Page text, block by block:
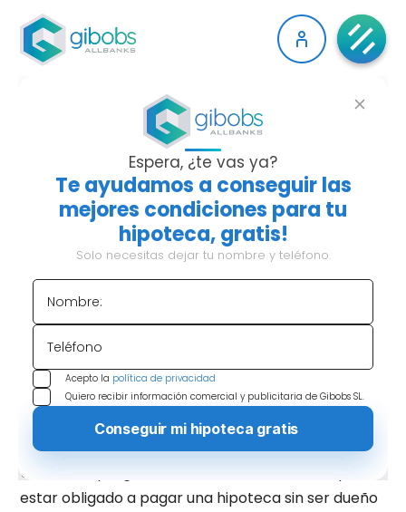
Espera, ¿te vas ya?
Te ayudamos a conseguir las
mejores condiciones para tu
hipoteca, gratis!
Solo necesitas dejar tu nombre y teléfono.
Nombre:
Teléfono
Acepto la política de privacidad
Quiero recibir información comercial y publicitaria de Gibobs SL.
TITULAR DEL
PRÉSTAMO
HIPOTECARIO, PERO NO
DE LA VIVIENDA, ¿ES
POSIBLE?
Sí, es posible que seas el titular del préstamo
hipotecario, pero no de la vivienda
Gibobs.comsabemos que las hipotecas generan
muchas dudas, especialmente en lo referente a la
diferencia entre sertitular de un préstamo
hipotecarioy serpropietario de la vivienda.
Una de las preguntas más habituales es: ¿se puede
estar obligado a pagar una hipoteca sin ser dueño